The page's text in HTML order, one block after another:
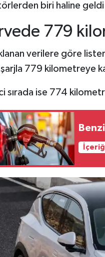
biri haline
779
verilere göre
779 kilometreye
sırada ise 774